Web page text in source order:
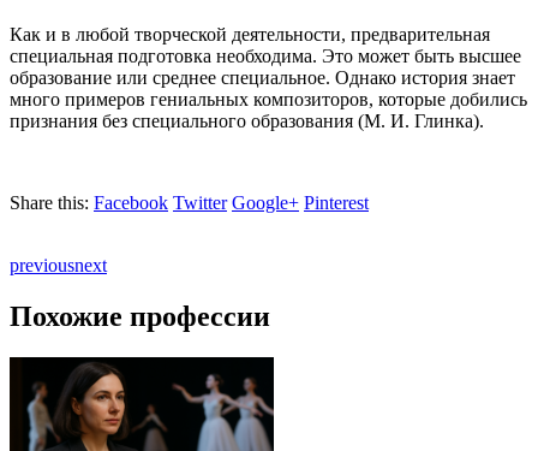
Как и в любой творческой деятельности, предварительная
специальная подготовка необходима. Это может быть высшее
образование или среднее специальное. Однако история знает
много примеров гениальных композиторов, которые добились
признания без специального образования (М. И. Глинка).
Share this: Facebook Twitter Google+ Pinterest
previousnext
Похожие профессии